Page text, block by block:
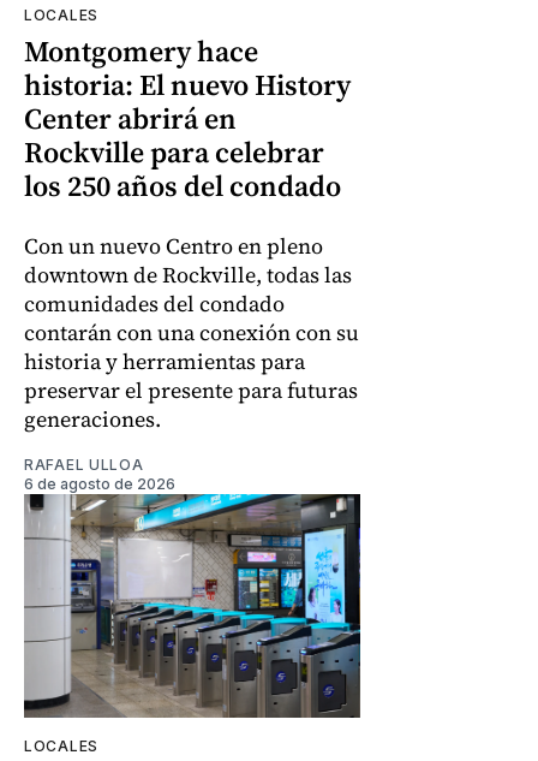
LOCALES
Montgomery hace
historia: El nuevo History
Center abrirá en
Rockville para celebrar
los 250 años del condado
Con un nuevo Centro en pleno
downtown de Rockville, todas las
comunidades del condado
contarán con una conexión con su
historia y herramientas para
preservar el presente para futuras
generaciones.
RAFAEL ULLOA
6 de agosto de 2026
LOCALES